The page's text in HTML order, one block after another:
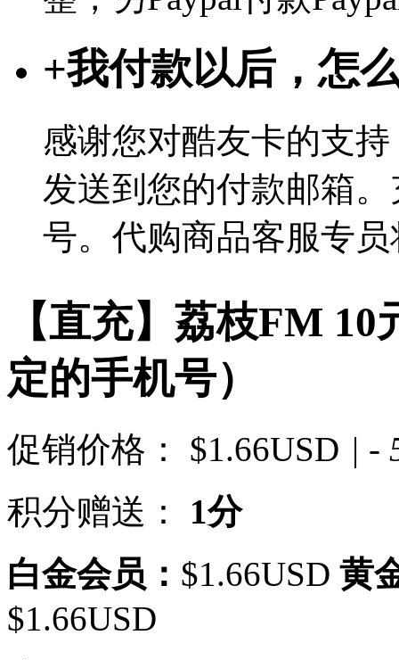
+我付款以后，怎
感谢您对酷友卡的支
发送到您的付款邮箱
号。代购商品客服专
【直充】荔枝FM
定的手机号）
促销价格： $1.66USD | -
积分赠送：
1分
白金会员： $1.66USD 黄
$1.66USD